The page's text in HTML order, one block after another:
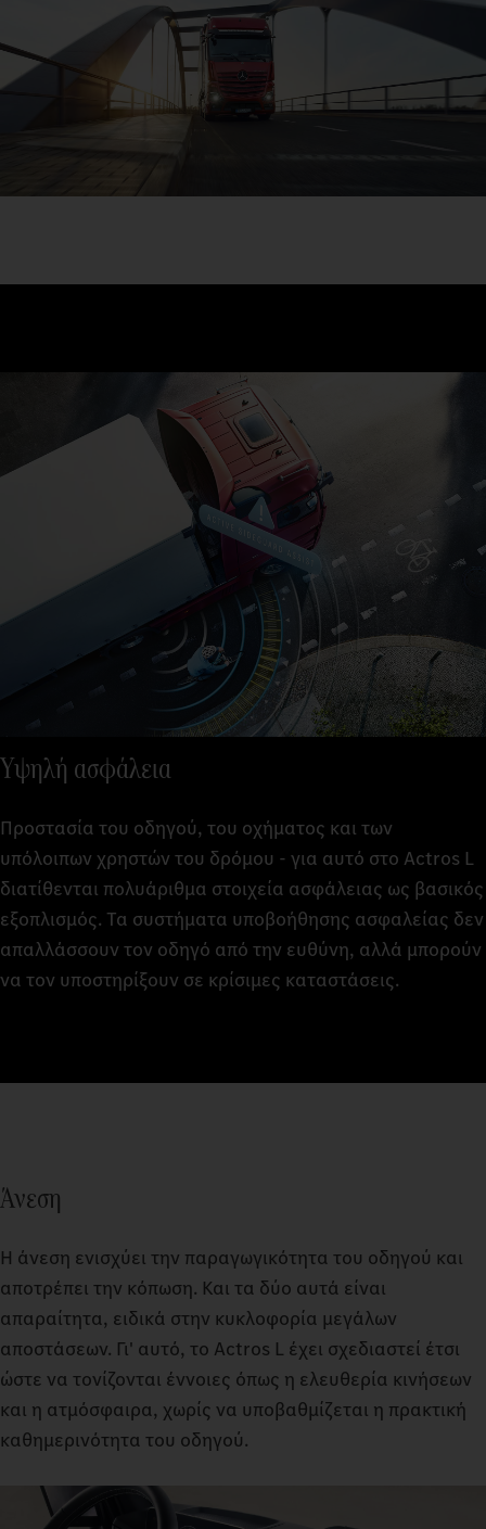
Υψηλή ασφάλεια
Προστασία του οδηγού, του οχήματος και των
υπόλοιπων χρηστών του δρόμου - για αυτό στο Actros L
διατίθενται πολυάριθμα στοιχεία ασφάλειας ως βασικός
εξοπλισμός. Τα συστήματα υποβοήθησης ασφαλείας δεν
απαλλάσσουν τον οδηγό από την ευθύνη, αλλά μπορούν
να τον υποστηρίξουν σε κρίσιμες καταστάσεις.
Άνεση
Η άνεση ενισχύει την παραγωγικότητα του οδηγού και
αποτρέπει την κόπωση. Και τα δύο αυτά είναι
απαραίτητα, ειδικά στην κυκλοφορία μεγάλων
αποστάσεων. Γι' αυτό, το Actros L έχει σχεδιαστεί έτσι
ώστε να τονίζονται έννοιες όπως η ελευθερία κινήσεων
και η ατμόσφαιρα, χωρίς να υποβαθμίζεται η πρακτική
καθημερινότητα του οδηγού.